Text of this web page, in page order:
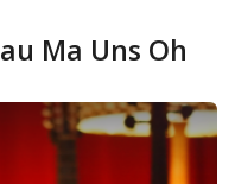
Ma Uns Oh